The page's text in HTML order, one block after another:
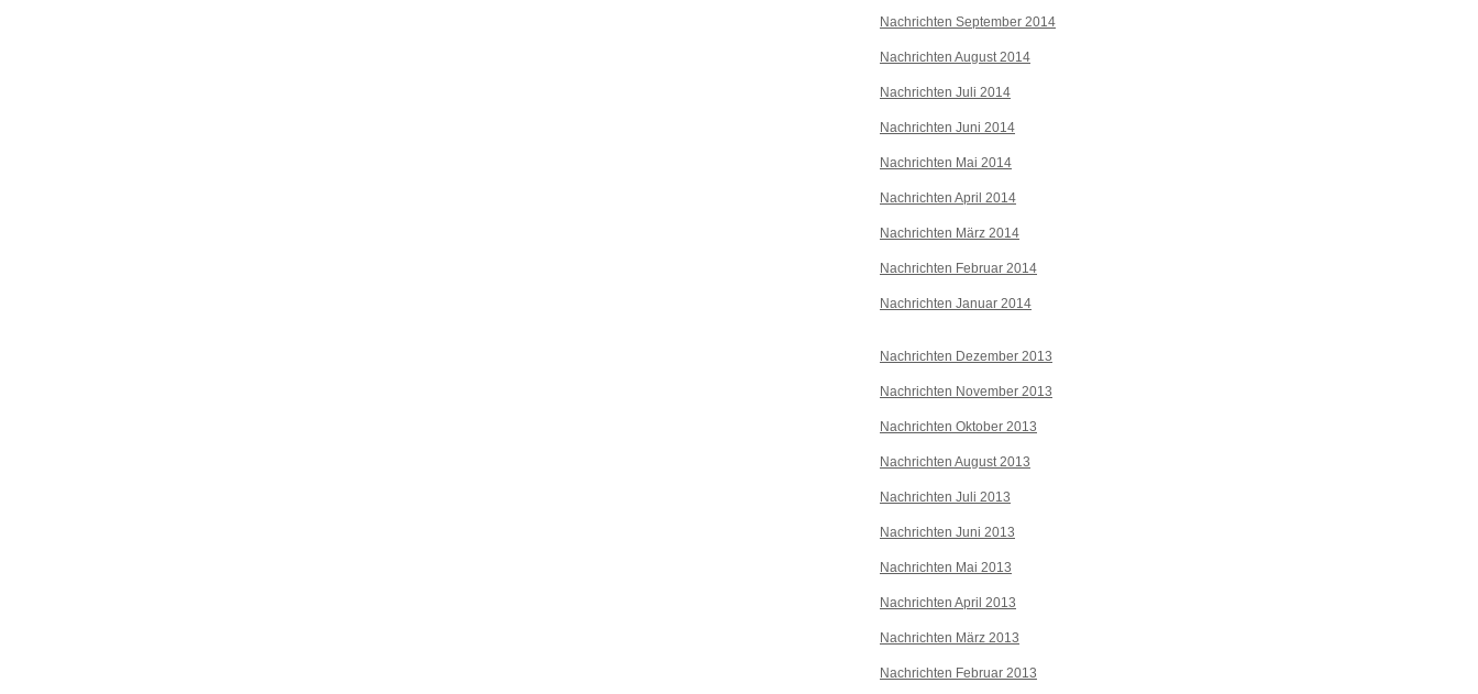
Nachrichten September 2014
Nachrichten August 2014
Nachrichten Juli 2014
Nachrichten Juni 2014
Nachrichten Mai 2014
Nachrichten April 2014
Nachrichten März 2014
Nachrichten Februar 2014
Nachrichten Januar 2014
Nachrichten Dezember 2013
Nachrichten November 2013
Nachrichten Oktober 2013
Nachrichten August 2013
Nachrichten Juli 2013
Nachrichten Juni 2013
Nachrichten Mai 2013
Nachrichten April 2013
Nachrichten März 2013
Nachrichten Februar 2013